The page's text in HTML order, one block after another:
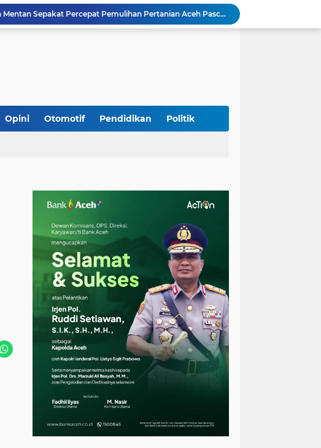
Mualem dan Mentan Sepakat Percepat Pemulihan Pertanian Aceh Pascabencana
Rp 2,5 Triliun Dana Kementan untuk Bencana, Pemerintah Aceh kelola Rp 9,7 M
Jaga Stabilitas Wilayah, Koramil Montasik Intensifkan Patroli Keamanan di Desa Binaan
Opini Otomotif Pendidikan Politik